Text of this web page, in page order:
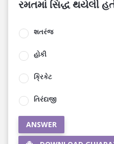
રમતમાં સિદ્ધ થયેલી
શતરંજ
હોકી
ક્રિકેટ
તિરંદાજી
ANSWER